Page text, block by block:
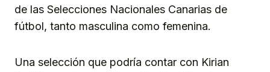
de las Selecciones Nacionales Canarias de
fútbol, tanto masculina como femenina.
Una selección que podría contar con Kirian